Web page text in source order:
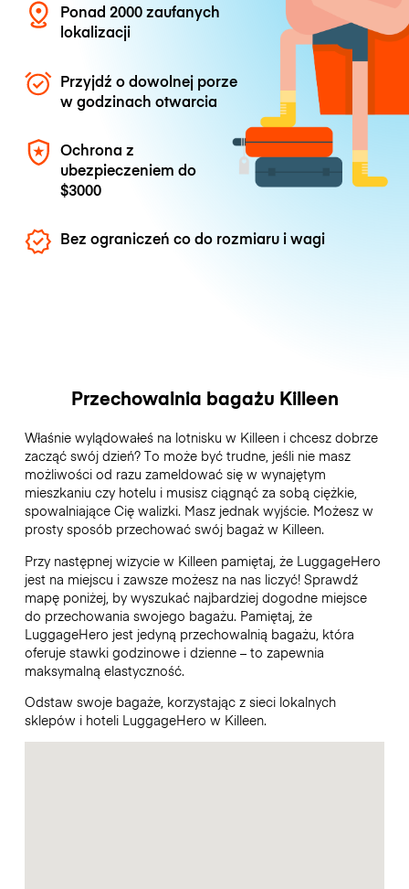
Ponad 2000 zaufanych
lokalizacji
Przyjdź o dowolnej porze
w godzinach otwarcia
Ochrona z
ubezpieczeniem do
$3000
Bez ograniczeń co do rozmiaru i wagi
Przechowalnia bagażu Killeen
Właśnie wylądowałeś na lotnisku w Killeen i chcesz dobrze
zacząć swój dzień? To może być trudne, jeśli nie masz
możliwości od razu zameldować się w wynajętym
mieszkaniu czy hotelu i musisz ciągnąć za sobą ciężkie,
spowalniające Cię walizki. Masz jednak wyjście. Możesz w
prosty sposób przechować swój bagaż w Killeen.
Przy następnej wizycie w Killeen pamiętaj, że LuggageHero
jest na miejscu i zawsze możesz na nas liczyć! Sprawdź
mapę poniżej, by wyszukać najbardziej dogodne miejsce
do przechowania swojego bagażu. Pamiętaj, że
LuggageHero jest jedyną przechowalnią bagażu, która
oferuje stawki godzinowe i dzienne – to zapewnia
maksymalną elastyczność.
Odstaw swoje bagaże, korzystając z sieci lokalnych
sklepów i hoteli LuggageHero w Killeen.